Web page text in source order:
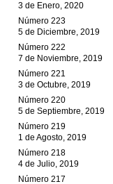
3 de Enero, 2020
Número 223
5 de Diciembre, 2019
Número 222
7 de Noviembre, 2019
Número 221
3 de Octubre, 2019
Número 220
5 de Septiembre, 2019
Número 219
1 de Agosto, 2019
Número 218
4 de Julio, 2019
Número 217